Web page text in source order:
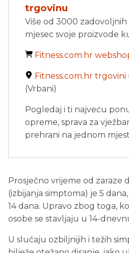
trgovinu
Više od 3000 zadovoljnih
mjesec svoje proizvode
Fitness.com.hr
Fitness.com.hr
(Vrbani)
Pogledaj i ti najveću
opreme, sprava za
prehrani na jednom
Prosječno vrijeme od zaraze
(izbijanja simptoma) je 5
14 dana. Upravo zbog toga,
osobe se stavljaju u 14-
U slučaju ozbiljnijih i težih